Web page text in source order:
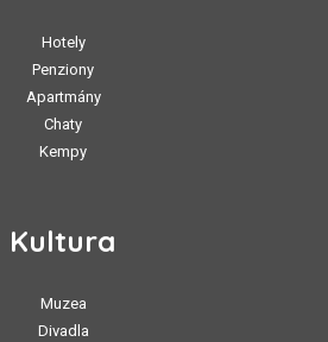
Hotely
Penziony
Apartmány
Chaty
Kempy
Kultura
Muzea
Divadla